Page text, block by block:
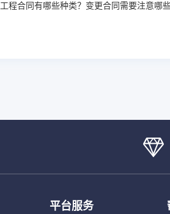
工程合同有哪些种类？变更合同需要注意哪
平台服务